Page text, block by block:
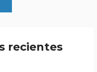
recientes